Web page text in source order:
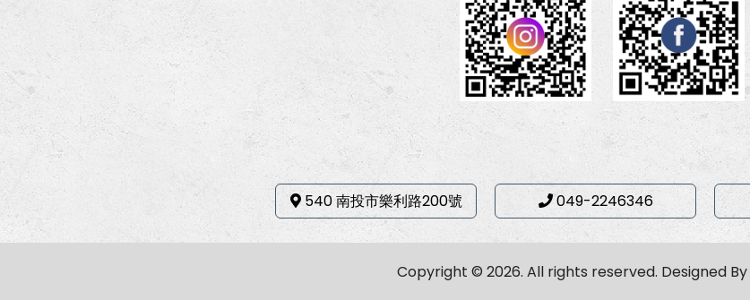
540 南投市樂利路200號 049-2246346
Copyright © 2026. All rights reserved. Designed By